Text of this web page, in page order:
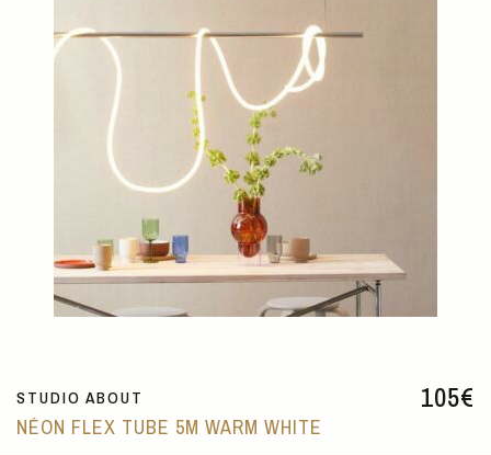
105€
STUDIO ABOUT
NÉON FLEX TUBE 5M WARM WHITE